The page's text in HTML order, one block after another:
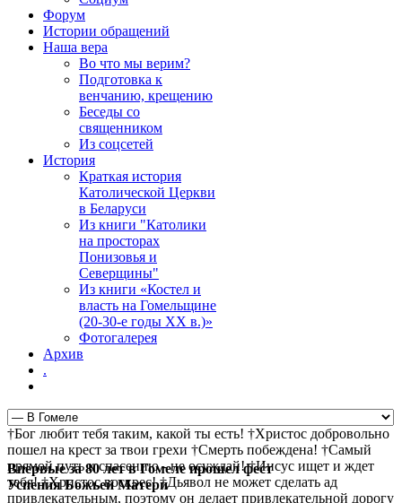
Форум
Истории обращений
Наша вера
Во что мы верим?
Подготовка к
венчанию, крещению
Беседы со
священником
Из соцсетей
История
Краткая история
Католической Церкви
в Беларуси
Из книги "Католики
на просторах
Понизовья и
Северщины"
Из книги «Костел и
власть на Гомельщине
(20-30-е годы ХХ в.)»
Фотогалерея
Архив
.
†Бог любит тебя таким, какой ты есть! †Христос добровольно
пошел на крест за твои грехи †Смерть побеждена! †Самый
прямой путь к спасению - не осуждай! †Иисус ищет и ждет
тебя! †Христос воскрес! †Дьявол не может сделать ад
привлекательным, поэтому он делает привлекательной дорогу
Впервые за 80 лет в Гомеле прошел фест
Успения Божьей Матери